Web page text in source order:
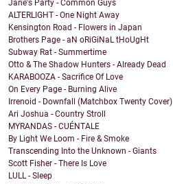
Jane's Party - Common Guys
ALTERLIGHT - One Night Away
Kensington Road - Flowers in Japan
Brothers Page - aN oRiGiNaL tHoUgHt
Subway Rat - Summertime
Otto & The Shadow Hunters - Already Dead
KARABOOZA - Sacrifice Of Love
On Every Page - Burning Alive
Irrenoid - Downfall (Matchbox Twenty Cover)
Ari Joshua - Country Stroll
MYRANDAS - CUÉNTALE
By Light We Loom - Fire & Smoke
Transcending Into the Unknown - Giants
Scott Fisher - There Is Love
LULL - Sleep